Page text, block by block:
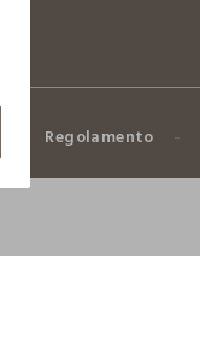
Regolamento